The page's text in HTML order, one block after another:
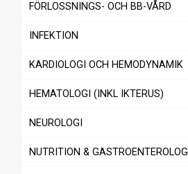
FÖRLOSSNINGS- OCH BB-VÅRD
INFEKTION
KARDIOLOGI OCH HEMODYNAMIK
HEMATOLOGI (INKL IKTERUS)
NEUROLOGI
NUTRITION & GASTROENTEROLOGI